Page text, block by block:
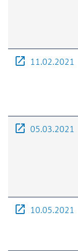
11.02.2021
05.03.2021
10.05.2021